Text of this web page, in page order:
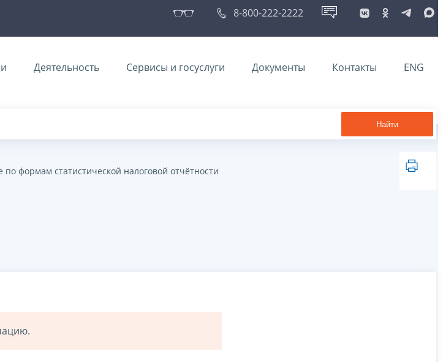
8-800-222-2222
Деятельность Сервисы и госуслуги Документы Контакты ENG
Найти
формам статистической налоговой отчётности